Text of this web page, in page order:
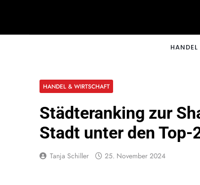
HANDEL & WIRTSCHAFT
Städteranking zur
Stadt unter den Top-
Tanja Schiller 25. November 2024